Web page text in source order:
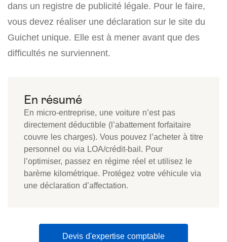
dans un registre de publicité légale. Pour le faire,
vous devez réaliser une déclaration sur le site du
Guichet unique. Elle est à mener avant que des
difficultés ne surviennent.
En micro-entreprise, une voiture n’est pas
directement déductible (l’abattement forfaitaire
couvre les charges). Vous pouvez l’acheter à titre
personnel ou via LOA/crédit-bail. Pour
l’optimiser, passez en régime réel et utilisez le
barème kilométrique. Protégez votre véhicule via
une déclaration d’affectation.
Devis d'expertise comptable